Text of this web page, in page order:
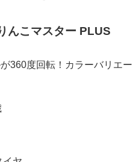
こマスター PLUS
360度回転！カラーバリエー